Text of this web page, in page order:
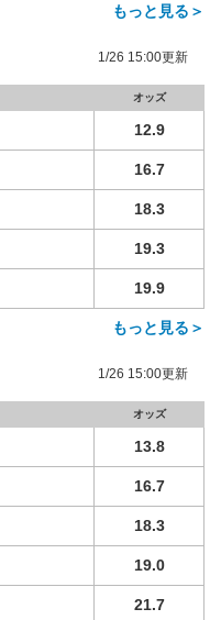
もっと見る＞
1/26 15:00更新
オッズ
12.9
16.7
18.3
19.3
19.9
もっと見る＞
1/26 15:00更新
オッズ
13.8
16.7
18.3
19.0
21.7